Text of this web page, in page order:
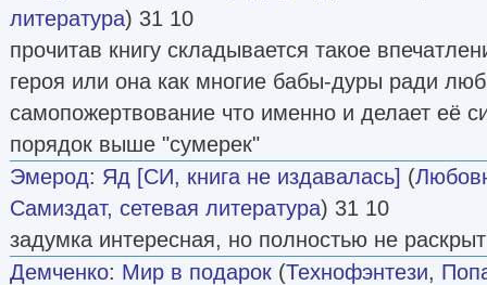
литература) 31 10
прочитав книгу складывается такое
героя или она как многие бабы-дуры ради
самопожертвование что именно и делает её
порядок выше "сумерек"
Эмерод: Яд [СИ, книга не издавалась] (
Самиздат, сетевая литература) 31 10
задумка интересная, но полностью не
Демченко: Мир в подарок (Технофэнтези,